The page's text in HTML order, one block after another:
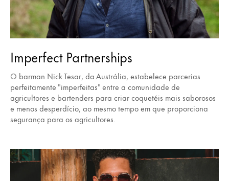
Imperfect Partnerships
O barman Nick Tesar, da Austrália, estabelece parcerias
perfeitamente "imperfeitas" entre a comunidade de
agricultores e bartenders para criar coquetéis mais saborosos
e menos desperdício, ao mesmo tempo em que proporciona
segurança para os agricultores.